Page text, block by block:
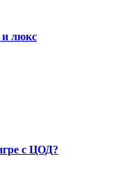
и люкс
с ЦОД?